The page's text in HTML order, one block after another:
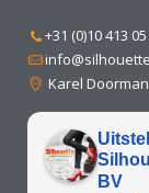
+31 (0)10 413
Karel
BV